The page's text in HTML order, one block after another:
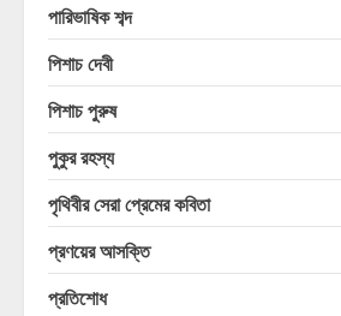
পারিভাষিক শব্দ
পিশাচ দেবী
পিশাচ পুরুষ
পুকুর রহস্য
পৃথিবীর সেরা প্রেমের কবিতা
প্রণয়ের আসক্তি
প্রতিশোধ